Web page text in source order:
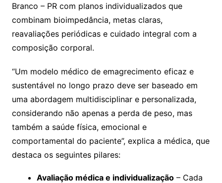
Branco – PR com planos individualizados que
combinam bioimpedância, metas claras,
reavaliações periódicas e cuidado integral com a
composição corporal.
“Um modelo médico de emagrecimento eficaz e
sustentável no longo prazo deve ser baseado em
uma abordagem multidisciplinar e personalizada,
considerando não apenas a perda de peso, mas
também a saúde física, emocional e
comportamental do paciente”, explica a médica, que
destaca os seguintes pilares:
Avaliação médica e individualização– Cada